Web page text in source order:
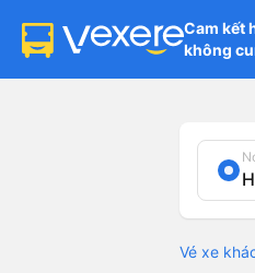
Cam kết
không
Vé xe